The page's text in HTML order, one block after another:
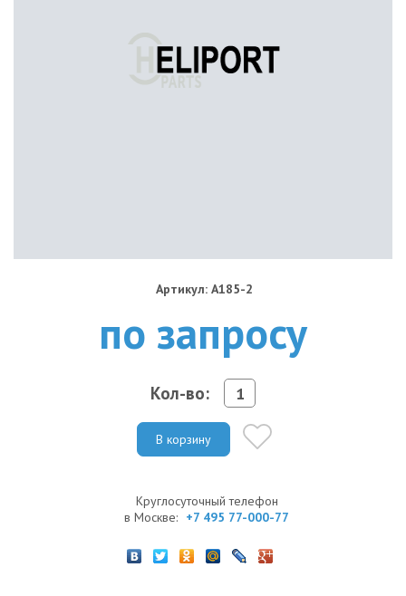
Артикул: A185-2
по запросу
Кол-во:
В корзину
Круглосуточный телефон
в Москве: +7 495 77-000-77